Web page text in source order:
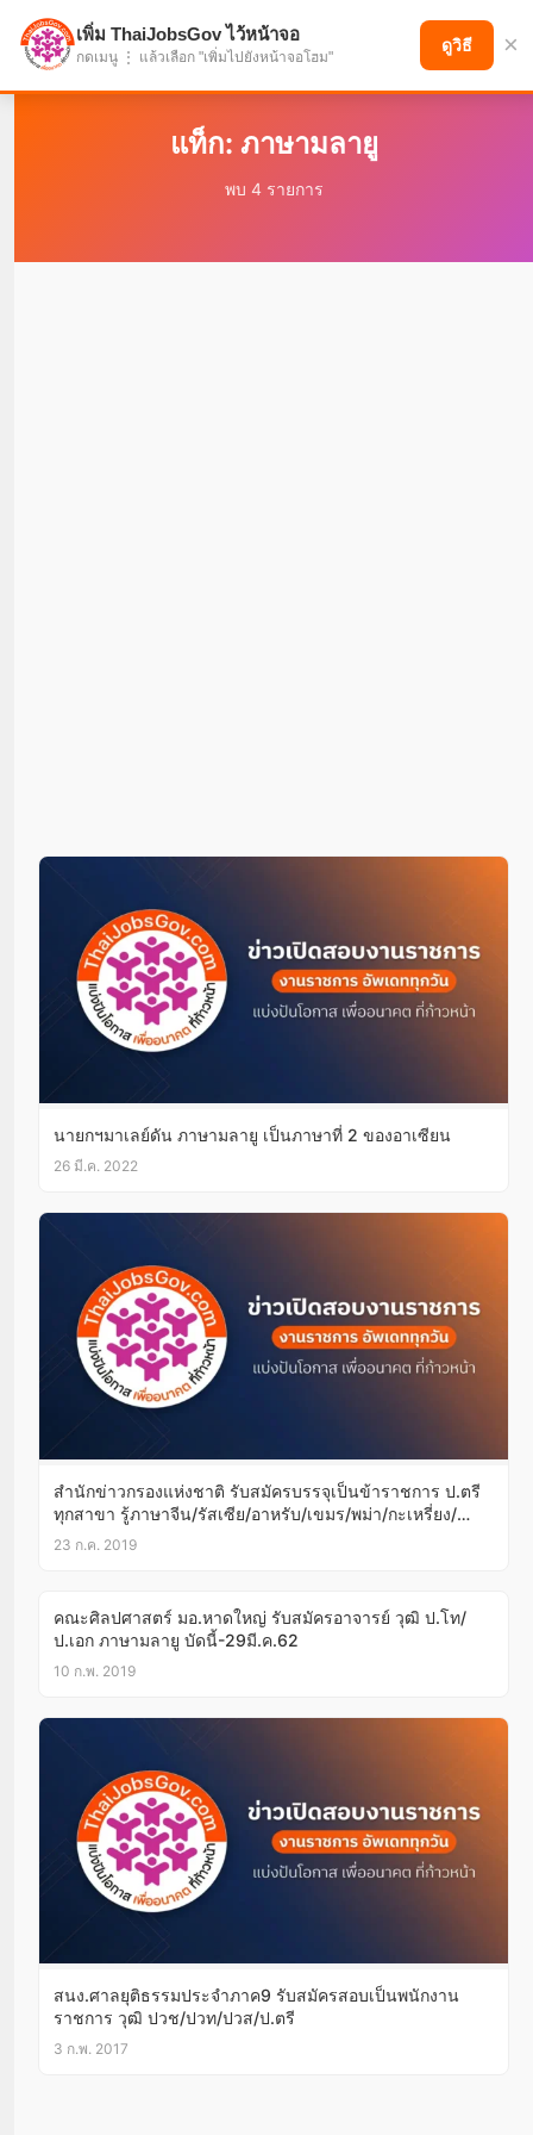
แบ่งปันโอกาส เพื่ออนาคตที่ก้าวหน้า
แท็ก: ภาษามลายู
พบ 4 รายการ
นายกฯมาเลย์ดัน ภาษามลายู เป็นภาษาที่ 2 ของอาเซียน
26 มี.ค. 2022
สำนักข่าวกรองแห่งชาติ รับสมัครบรรจุเป็นข้าราชการ ป.ตรี
ทุกสาขา รู้ภาษาจีน/รัสเซีย/อาหรับ/เขมร/พม่า/กะเหรี่ยง/
เวียดนาม/มลายู/อินโดฯ สมัครออนไลน์1-30ส.ค.62
23 ก.ค. 2019
คณะศิลปศาสตร์ มอ.หาดใหญ่ รับสมัครอาจารย์ วุฒิ ป.โท/
ป.เอก ภาษามลายู บัดนี้-29มี.ค.62
10 ก.พ. 2019
สนง.ศาลยุติธรรมประจำภาค9 รับสมัครสอบเป็นพนักงาน
ราชการ วุฒิ ปวช/ปวท/ปวส/ป.ตรี
3 ก.พ. 2017
เพิ่ม ThaiJobsGov ไว้หน้าจอ
กดเมนู ⋮ แล้วเลือก "เพิ่มไปยังหน้าจอโฮม"
ดูวิธี ×